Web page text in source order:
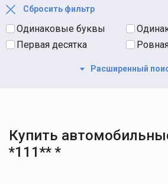
Сбросить фильтр
Одинаковые буквы
Первая десятка
Расширенный
Купить
*111** *